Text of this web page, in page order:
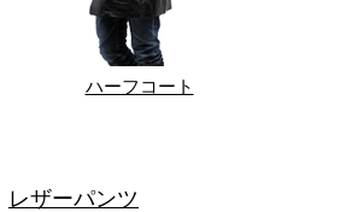
ハーフコート
レザーパンツ